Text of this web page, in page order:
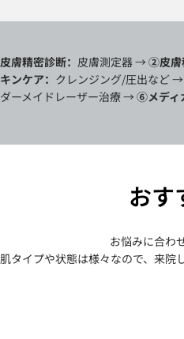
膚精密診断： 皮膚測定器 →②皮膚
ンケア： クレンジング/圧出など →
ーメイドレーザー治療 →⑥メディ
おす
お悩みに合わ
タイプや状態は様々なので、来院